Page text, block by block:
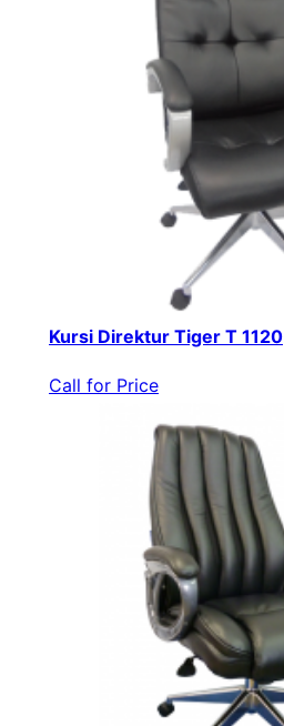
Kursi Direktur Tiger T 1120
Call for Price